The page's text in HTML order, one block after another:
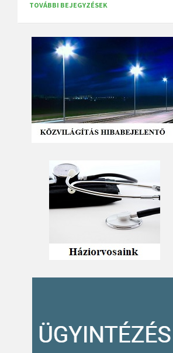
TOVÁBBI BEJEGYZÉSEK